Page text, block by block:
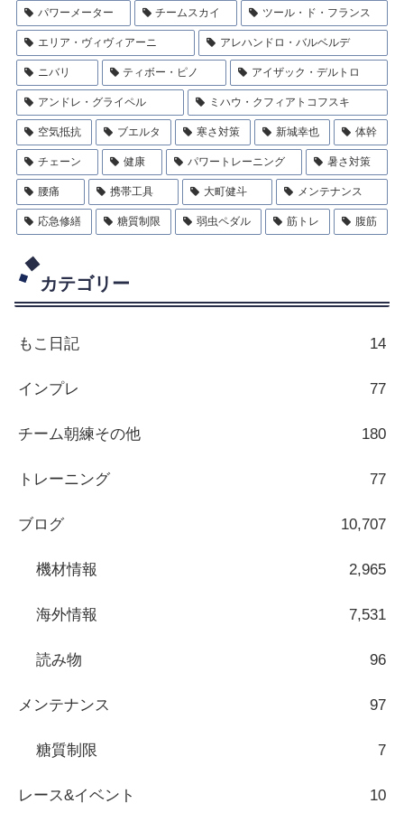
パワーメーター チームスカイ ツール・ド・フランス
エリア・ヴィヴィアーニ アレハンドロ・バルベルデ
ニバリ ティボー・ピノ アイザック・デルトロ
アンドレ・グライペル ミハウ・クフィアトコフスキ
空気抵抗 ブエルタ 寒さ対策 新城幸也 体幹
チェーン 健康 パワートレーニング 暑さ対策
腰痛 携帯工具 大町健斗 メンテナンス
応急修繕 糖質制限 弱虫ペダル 筋トレ 腹筋
カテゴリー
もこ日記 14
インプレ 77
チーム朝練その他 180
トレーニング 77
ブログ 10,707
機材情報 2,965
海外情報 7,531
読み物 96
メンテナンス 97
糖質制限 7
レース&イベント 10